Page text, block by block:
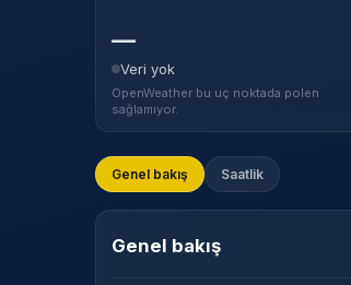
—
Veri yok
OpenWeather bu uç noktada polen
sağlamıyor.
Genel bakış Saatlik
Genel bakış